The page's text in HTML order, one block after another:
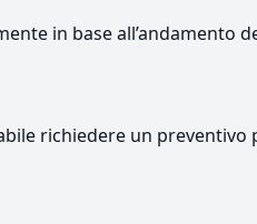
in base all’andamento
richiedere un preventivo